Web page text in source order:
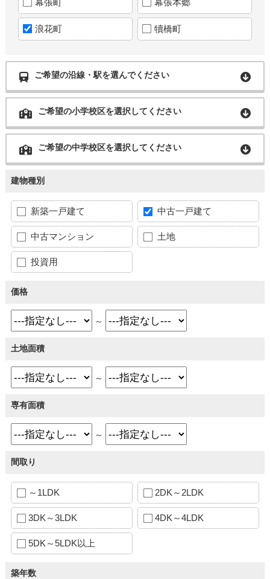
浪花町 犢橋町
ご希望の沿線・駅を選んでください
ご希望の小学校区を選択してください
ご希望の中学校区を選択してください
建物種別
新築一戸建て 中古一戸建て
中古マンション 土地
投資用
価格
～
土地面積
～
専有面積
～
間取り
～1LDK 2DK～2LDK
3DK～3LDK 4DK～4LDK
5DK～5LDK以上
築年数